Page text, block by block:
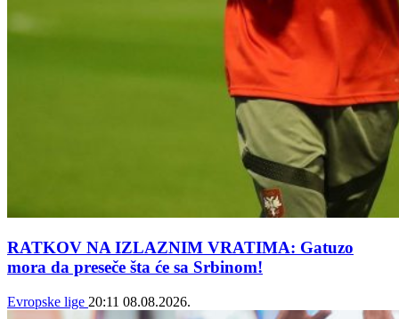
RATKOV NA IZLAZNIM VRATIMA: Gatuzo
mora da preseče šta će sa Srbinom!
Evropske lige 20:11 08.08.2026.